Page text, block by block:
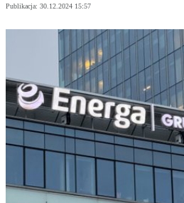
Publikacja: 30.12.2024 15:57